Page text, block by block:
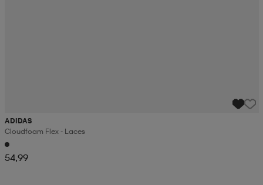
ADIDAS
Cloudfoam Flex - Laces
54,99